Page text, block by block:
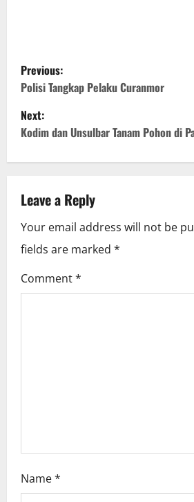
P
o
s
a
v
i
g
Previous:
Polisi Tangkap Pelaku Curanmor
Next:
Kodim dan Unsulbar Tanam Pohon di
Leave a Reply
Your email address will not be
fields are marked *
Comment*
Name*